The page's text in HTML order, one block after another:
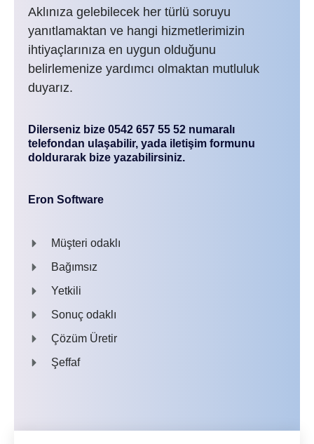
Aklınıza gelebilecek her türlü soruyu
yanıtlamaktan ve hangi hizmetlerimizin
ihtiyaçlarınıza en uygun olduğunu
belirlemenize yardımcı olmaktan mutluluk
duyarız.
Dilerseniz bize 0542 657 55 52 numaralı
telefondan ulaşabilir, yada iletişim formunu
doldurarak bize yazabilirsiniz.
Eron Software
Müşteri odaklı
Bağımsız
Yetkili
Sonuç odaklı
Çözüm Üretir
Şeffaf